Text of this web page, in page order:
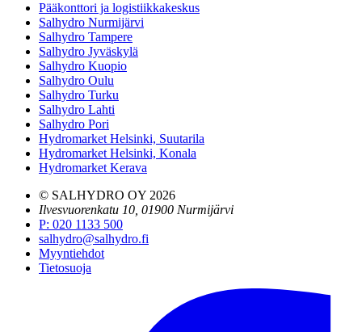
Pääkonttori ja logistiikkakeskus
Salhydro Nurmijärvi
Salhydro Tampere
Salhydro Jyväskylä
Salhydro Kuopio
Salhydro Oulu
Salhydro Turku
Salhydro Lahti
Salhydro Pori
Hydromarket Helsinki, Suutarila
Hydromarket Helsinki, Konala
Hydromarket Kerava
© SALHYDRO OY 2026
Ilvesvuorenkatu 10, 01900 Nurmijärvi
P: 020 1133 500
salhydro@salhydro.fi
Myyntiehdot
Tietosuoja